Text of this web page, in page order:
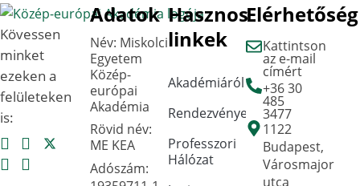
Kövessen
minket
ezeken a
felületeken
is:
Adatok
Név: Miskolci
Egyetem
Közép-
európai
Akadémia
Rövid név:
ME KEA
Adószám:
Hasznos
linkek
Akadémiáról
Rendezvények
Professzori
Hálózat
Elérhetőség
Kattintson
az e-mail
címért
+36 30
485
3477
1122
Budapest,
Városmajor
utca